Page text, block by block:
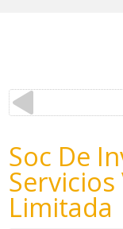
Soc De
Limitada